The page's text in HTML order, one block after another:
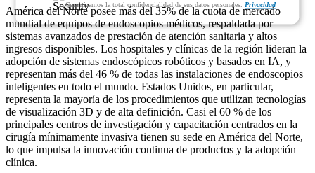
Garantizamos la total confidencialidad de sus datos personales. Privacidad
América del Norte posee más del 35% de la cuota de mercado
mundial de equipos de endoscopios médicos, respaldada por
sistemas avanzados de prestación de atención sanitaria y altos
ingresos disponibles. Los hospitales y clínicas de la región lideran la
adopción de sistemas endoscópicos robóticos y basados ​​en IA, y
representan más del 46 % de todas las instalaciones de endoscopios
inteligentes en todo el mundo. Estados Unidos, en particular,
representa la mayoría de los procedimientos que utilizan tecnologías
de visualización 3D y de alta definición. Casi el 60 % de los
principales centros de investigación y capacitación centrados en la
cirugía mínimamente invasiva tienen su sede en América del Norte,
lo que impulsa la innovación continua de productos y la adopción
clínica.